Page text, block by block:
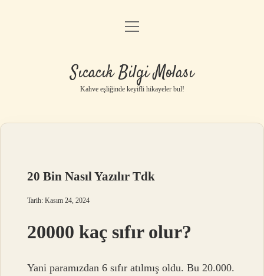
Anasayfa
Yasal Uyarı
menüyü
Sıcacık Bilgi Molası
Kahve eşliğinde keyifli hikayeler bul!
20 Bin Nasıl Yazılır Tdk
Tarih: Kasım 24, 2024
20000 kaç sıfır olur?
Yani paramızdan 6 sıfır atılmış oldu. Bu 20.000.